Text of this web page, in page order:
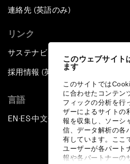
このウェブサイト
ます
このサイトでは
に合わせたコンテン
フィックの分析を行
ザーによるサイトの
報を収集し、ソーシ
信、データ解析の各
有しています。ここ
ユーザーが各パート
報や各パートナーの
連絡先 (英語のみ)
リンク
サステナビリティへの取り組み
採用情報 (英語のみ)
言語
EN ▪ES▪中文▪ 日本語